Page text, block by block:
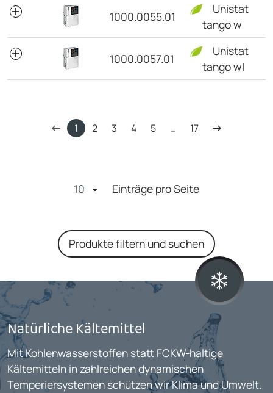
1000.0055.01
Unistat
tango w
1000.0057.01
Unistat
tango wl
1 2 3 4 5 … 17
Einträge pro Seite
Produkte filtern und suchen
Natürliche Kältemittel
Mit Kohlenwasserstoffen statt FCKW-haltige
Kältemitteln in zahlreichen dynamischen
Temperiersystemen schützen wir Klima und Umwelt.